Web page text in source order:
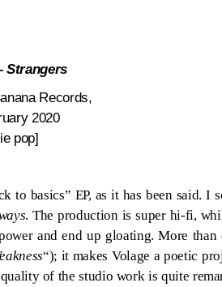
Strangers
Records,
2020
pop]
to basics” EP, as it has been said. I
. The production is super hi-fi,
and end up gloating. More than
“); it makes Volage a poetic
of the studio work is quite